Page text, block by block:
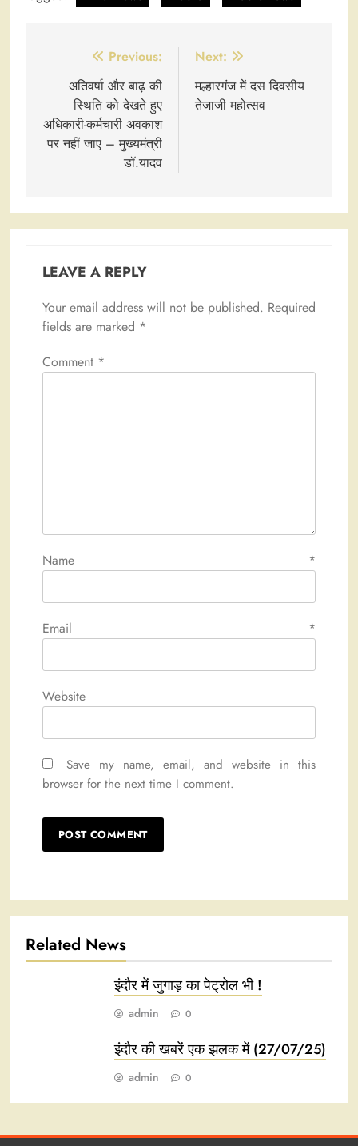
navigation
Previous:
अतिवर्षा और बाढ़ की
स्थिति को देखते हुए
अधिकारी-कर्मचारी अवकाश
पर नहीं जाए – मुख्यमंत्री
डॉ.यादव
Next:
मल्हारगंज में दस दिवसीय
तेजाजी महोत्सव
LEAVE A REPLY
Your email address will not be published. Required
fields are marked *
Comment *
Name *
Email *
Website
Save my name, email, and website in this
browser for the next time I comment.
Related News
इंदौर में जुगाड़ का पेट्रोल भी !
admin 0
इंदौर की खबरें एक झलक में (27/07/25)
admin 0